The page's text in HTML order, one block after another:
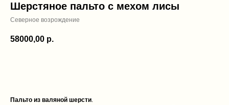
Шерстяное пальто с мехом лисы
Северное возрождение
58000,00 р.
Пальто из валяной шерсти.